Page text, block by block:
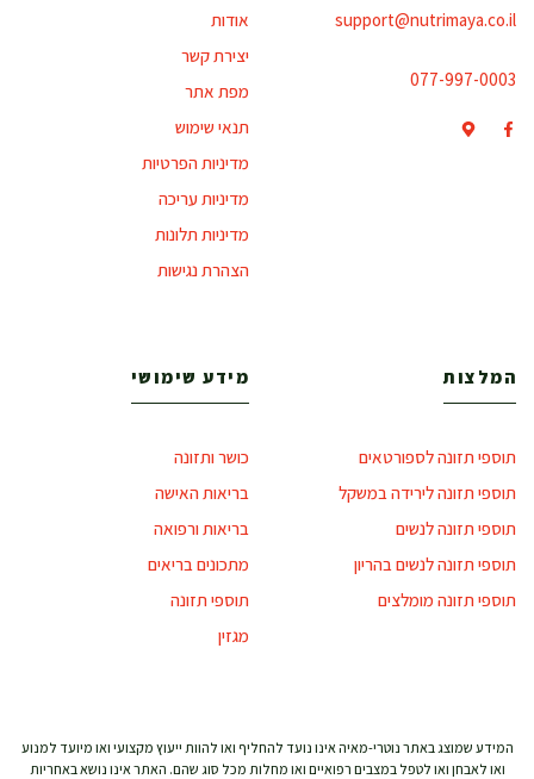
support@nutrimaya.co.il
077-997-0003
אודות
יצירת קשר
מפת אתר
תנאי שימוש
מדיניות הפרטיות
מדיניות עריכה
מדיניות תלונות
הצהרת נגישות
המלצות
תוספי תזונה לספורטאים
תוספי תזונה לירידה במשקל
תוספי תזונה לנשים
תוספי תזונה לנשים בהריון
תוספי תזונה מומלצים
מידע שימושי
כושר ותזונה
בריאות האישה
בריאות ורפואה
מתכונים בריאים
תוספי תזונה
מגזין
המידע שמוצג באתר נוטרי-מאיה אינו נועד להחליף ואו להוות ייעוץ מקצועי ואו מיועד למנוע
ואו לאבחן ואו לטפל במצבים רפואיים ואו מחלות מכל סוג שהם. האתר אינו נושא באחריות